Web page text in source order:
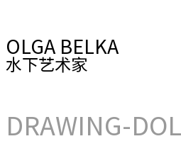
OLGA BELKA
水下艺术家
DRAWING-